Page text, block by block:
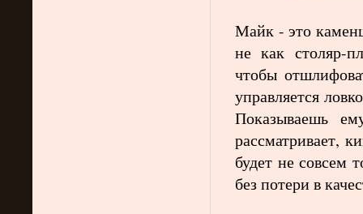
Майк - это
не как столяр-
чтобы
управляется
Показываешь
рассматривает,
будет не совсем
без потери в